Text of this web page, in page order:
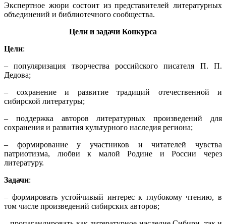
Экспертное жюри состоит из представителей литературных
объединений и библиотечного сообщества.
Цели и задачи Конкурса
Цели:
‒ популяризация творчества российского писателя П. П.
Дедова;
‒ сохранение и развитие традиций отечественной и
сибирской литературы;
‒ поддержка авторов литературных произведений для
сохранения и развития культурного наследия региона;
– формирование у участников и читателей чувства
патриотизма, любви к малой Родине и России через
литературу.
Задачи:
– формировать устойчивый интерес к глубокому чтению, в
том числе произведений сибирских авторов;